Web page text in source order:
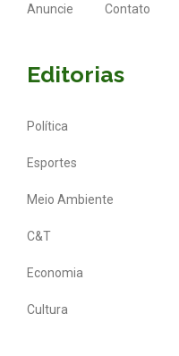
Anuncie Contato
Editorias
Política
Esportes
Meio Ambiente
C&T
Economia
Cultura